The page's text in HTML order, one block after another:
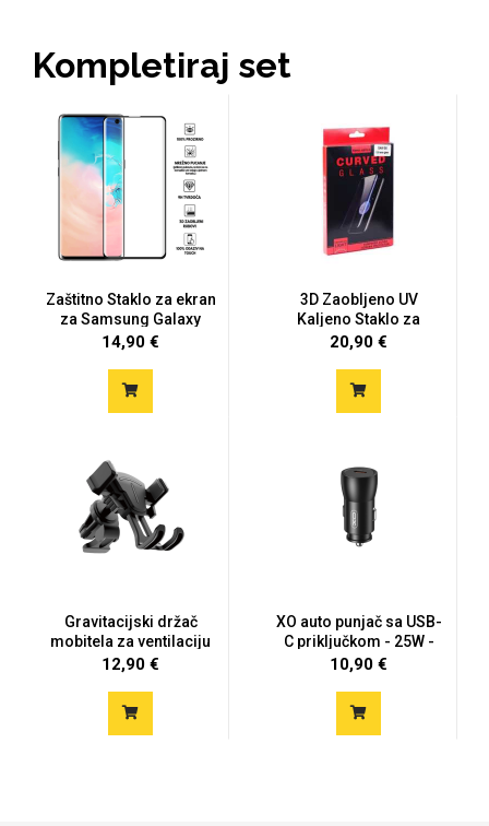
Kompletiraj set
Zaštitno Staklo za ekran
za Samsung Galaxy
S10...
14,90 €
3D Zaobljeno UV
Kaljeno Staklo za
Galaxy S10 P...
20,90 €
Gravitacijski držač
mobitela za ventilaciju
12,90 €
XO auto punjač sa USB-
C priključkom - 25W -
cr...
10,90 €
Monogrami Dječji motivi
Za njega
Svijet životinja Auto - Moto motivi
Mandale / Cvjetni